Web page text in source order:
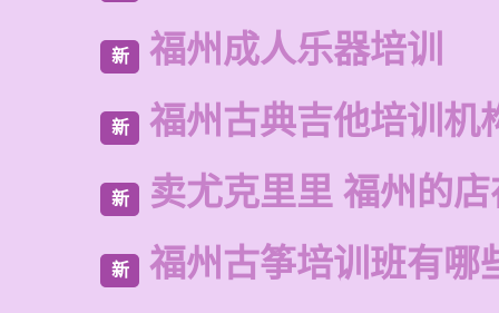
新 福州成人乐器培训
新 福州古典吉他培训机
新 卖尤克里里 福州的
新 福州古筝培训班有哪